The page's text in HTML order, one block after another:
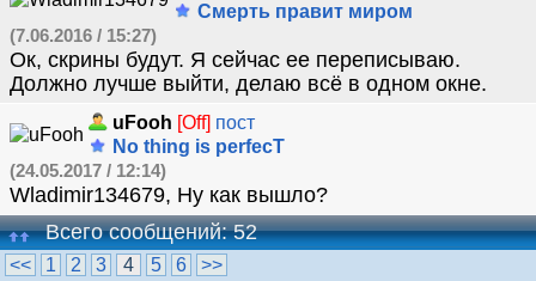
Смерть правит миром
(7.06.2016 / 15:27)
Ок, скрины будут. Я сейчас ее переписываю.
Должно лучше выйти, делаю всё в одном окне.
uFooh [Off] пост
No thing is perfecT
(24.05.2017 / 12:14)
Wladimir134679, Ну как вышло?
Всего сообщений: 52
<< 1 2 3 4 5 6 >>